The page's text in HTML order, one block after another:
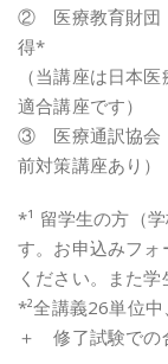
② 医療教育財団
得*
（当講座は日本
適合講座です）
③ 医療通訳協会
前対策講座あり）
*¹ 留学生の方（
す。お申込みフ
ください。また学
*²全講義26単位中
＋ 修了試験での